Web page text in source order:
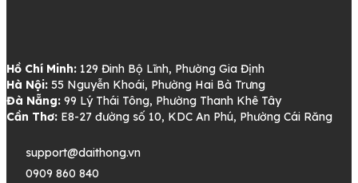
Hồ Chí Minh: 129 Đinh Bộ Lĩnh, Phường Gia Định
Hà Nội: 55 Nguyễn Khoái, Phường Hai Bà Trưng
Đà Nẵng: 99 Lý Thái Tông, Phường Thanh Khê Tây
Cần Thơ: E8-27 đường số 10, KDC An Phú, Phường Cái Răng
support@daithong.vn
0909 860 840